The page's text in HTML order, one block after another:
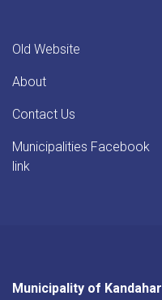
Old Website
About
Contact Us
Municipalities Facebook
link
Municipality of Kandahar